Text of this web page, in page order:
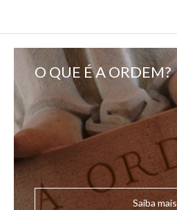
O QUE É A ORDEM?
Saiba mais